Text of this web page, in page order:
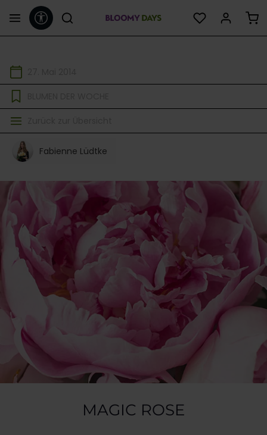
springenWerkzeugleiste anzeigen
Fabienne Lüdtke
MAGIC ROSE